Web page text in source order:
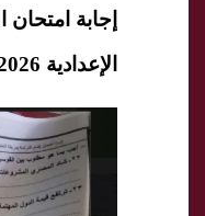
إجابة امتحان
الإعدادية 2026 الترم الثاني القاهرة